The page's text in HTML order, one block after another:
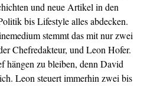
und neue Artikel in den
bis Lifestyle alles abdecken.
stemmt das mit nur zwei
Chefredakteur, und Leon Hofer.
hängen zu bleiben, denn David
Leon steuert immerhin zwei bis